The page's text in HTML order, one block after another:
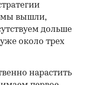
мы вышли,
дольше
около трех
нарастить